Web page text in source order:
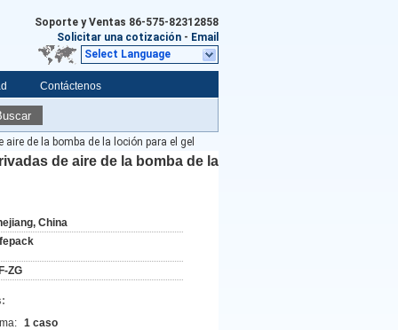
Soporte y Ventas 86-575-82312858
Solicitar una cotización - Email
Select Language
Contáctenos
de la bomba de la loción para el gel
de aire de la bomba de la
China
ZG
1 caso